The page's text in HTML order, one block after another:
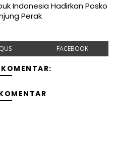
Indonesia Hadirkan Posko
Perak
FACEBOOK